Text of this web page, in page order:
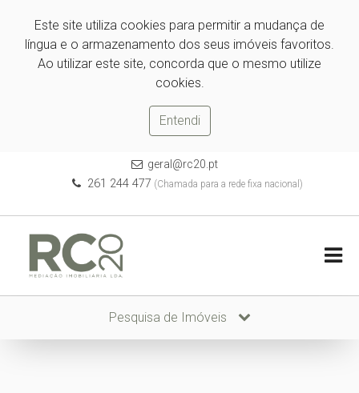
Este site utiliza cookies para permitir a mudança de
língua e o armazenamento dos seus imóveis favoritos.
Ao utilizar este site, concorda que o mesmo utilize
cookies.
Entendi
geral@rc20.pt
261 244 477 (Chamada para a rede fixa nacional)
Pesquisa de Imóveis